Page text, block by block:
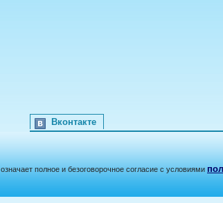
Вконтакте
означает полное и безоговорочное согласие с условиями